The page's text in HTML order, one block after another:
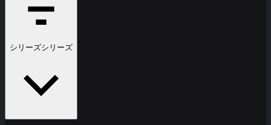
シリーズシリーズ